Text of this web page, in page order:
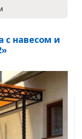
с навесом и